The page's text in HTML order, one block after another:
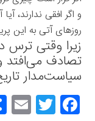
و اگر افقی ندارند،
روزهای آتی به این
زیرا وقتی ترس
تصادف می‌افتد
سیاست‌مدار
F
T
E